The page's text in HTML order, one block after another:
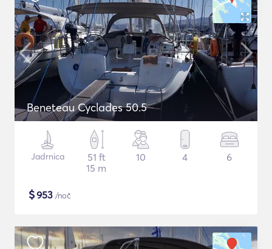
Beneteau Cyclades 50.5
Jadrnica
51 ft
15 m
10 4 6
$953 /noč